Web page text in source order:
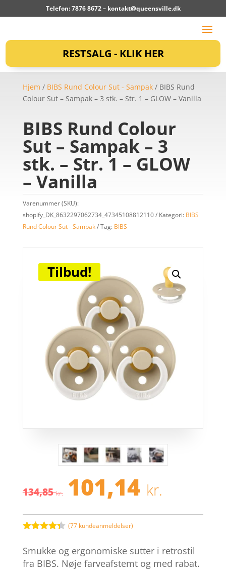
Telefon: 7876 8672 – kontakt@queensville.dk
RESTSALG - KLIK HER
Hjem / BIBS Rund Colour Sut - Sampak/ BIBS Rund
Colour Sut – Sampak – 3 stk. – Str. 1 – GLOW – Vanilla
BIBS Rund Colour
Sut – Sampak – 3
stk. – Str. 1 – GLOW
– Vanilla
Varenummer (SKU):
shopify_DK_8632297062734_47345108812110
Kategori: BIBS
Rund Colour Sut - Sampak
Tag: BIBS
Tilbud!
134,85kr. Den
oprindelige
pris
var:
134,85 kr..
101,14 kr.
pris
er:
ud af 5
baseret
på
(77 kundeanmeldelser)
Smukke og ergonomiske sutter i retrostil
fra BIBS. Nøje farveafstemt og med rabat.